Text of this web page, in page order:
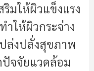
มให้ผิวแข็งแรง
ให้ผิวกระจ่าง
ล่งปลั่งสุขภาพ
จจัยแวดล้อม